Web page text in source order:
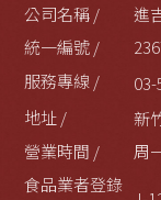
公司名稱 /
進
統一編號 /
服務專線 /
地址 /
新
營業時間 /
周
食品業者登錄